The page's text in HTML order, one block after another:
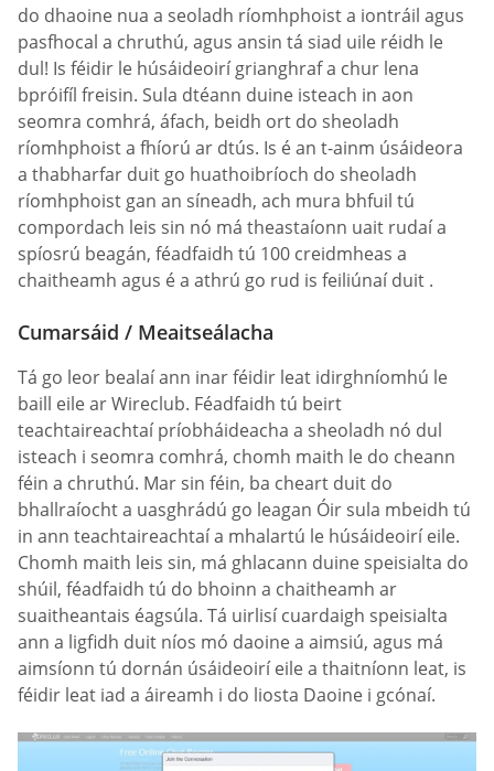
do dhaoine nua a seoladh ríomhphoist a iontráil agus
pasfhocal a chruthú, agus ansin tá siad uile réidh le
dul! Is féidir le húsáideoirí grianghraf a chur lena
bpróifíl freisin. Sula dtéann duine isteach in aon
seomra comhrá, áfach, beidh ort do sheoladh
ríomhphoist a fhíorú ar dtús. Is é an t-ainm úsáideora
a thabharfar duit go huathoibríoch do sheoladh
ríomhphoist gan an síneadh, ach mura bhfuil tú
compordach leis sin nó má theastaíonn uait rudaí a
spíosrú beagán, féadfaidh tú 100 creidmheas a
chaitheamh agus é a athrú go rud is feiliúnaí duit .
Cumarsáid / Meaitseálacha
Tá go leor bealaí ann inar féidir leat idirghníomhú le
baill eile ar Wireclub. Féadfaidh tú beirt
teachtaireachtaí príobháideacha a sheoladh nó dul
isteach i seomra comhrá, chomh maith le do cheann
féin a chruthú. Mar sin féin, ba cheart duit do
bhallraíocht a uasghrádú go leagan Óir sula mbeidh tú
in ann teachtaireachtaí a mhalartú le húsáideoirí eile.
Chomh maith leis sin, má ghlacann duine speisialta do
shúil, féadfaidh tú do bhoinn a chaitheamh ar
suaitheantais éagsúla. Tá uirlisí cuardaigh speisialta
ann a ligfidh duit níos mó daoine a aimsiú, agus má
aimsíonn tú dornán úsáideoirí eile a thaitníonn leat, is
féidir leat iad a áireamh i do liosta Daoine i gcónaí.